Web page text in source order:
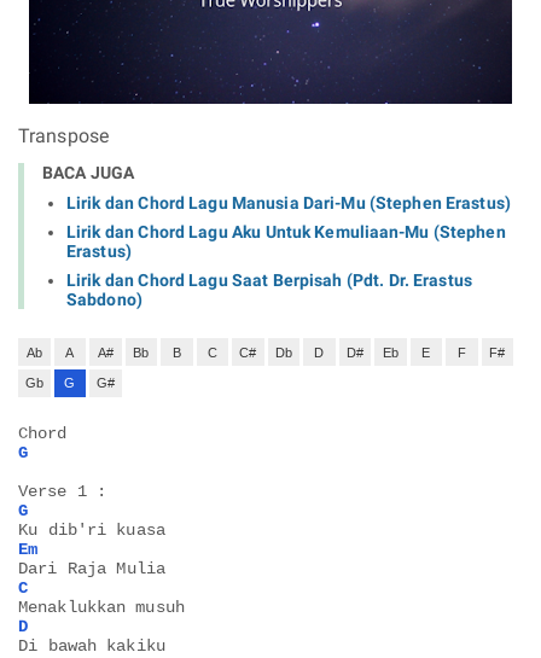
Transpose
BACA JUGA
Lirik dan Chord Lagu Manusia Dari-Mu (Stephen Erastus)
Lirik dan Chord Lagu Aku Untuk Kemuliaan-Mu (Stephen
Erastus)
Lirik dan Chord Lagu Saat Berpisah (Pdt. Dr. Erastus
Sabdono)
Ab A A# Bb B C C# Db D D# Eb E F F#
Gb G G#
Chord
G
Verse 1 :
G
Ku dib'ri kuasa
Em
Dari Raja Mulia
C
Menaklukkan musuh
D
Di bawah kakiku